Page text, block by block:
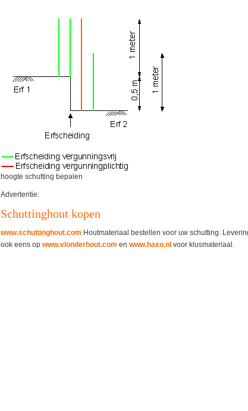
hoogte schutting bepalen
Advertentie:
Schuttinghout kopen
www.schuttinghout.com Houtmateriaal bestellen voor uw schutting.
ook eens op www.vlonderhout.com en www.haxo.nl voor klusmateriaal.